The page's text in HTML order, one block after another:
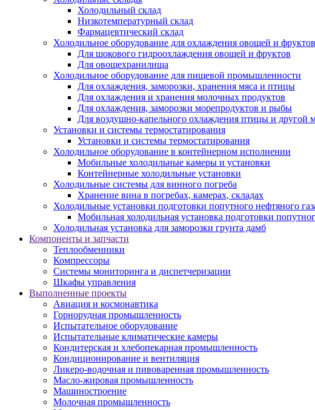
Холодильный склад
Низкотемпературный склад
Фармацевтический склад
Холодильное оборудование для охлаждения овощей и фруктов
Для шокового гидроохлаждения овощей и фруктов
Для овощехранилища
Холодильное оборудование для пищевой промышленности
Для охлаждения, заморозки, хранения мяса и птицы
Для охлаждения и хранения молочных продуктов
Для охлаждения, заморозки морепродуктов и рыбы
Для воздушно-капельного охлаждения птицы и другой
Установки и системы термостатирования
Установки и системы термостатирования
Холодильное оборудование в контейнерном исполнении
Мобильные холодильные камеры и установки
Контейнерные холодильные установки
Холодильные системы для винного погреба
Хранение вина в погребах, камерах, складах
Холодильные установки подготовки попутного нефтяного
Мобильная холодильная установка подготовки
Холодильная установка для заморозки грунта дамб
Компоненты и запчасти
Теплообменники
Компрессоры
Системы мониторинга и диспетчеризации
Шкафы управления
Выполненные проекты
Авиация и космонавтика
Горнорудная промышленность
Испытательное оборудование
Испытательные климатические камеры
Кондитерская и хлебопекарная промышленность
Кондиционирование и вентиляция
Ликеро-водочная и пивоваренная промышленность
Масло-жировая промышленность
Машиностроение
Молочная промышленность